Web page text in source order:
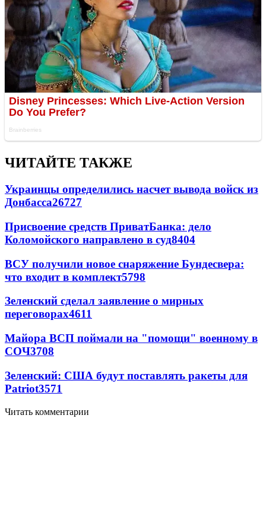
ЧИТАЙТЕ ТАКЖЕ
Украинцы определились насчет вывода войск из
Донбасса26727
Присвоение средств ПриватБанка: дело
Коломойского направлено в суд8404
ВСУ получили новое снаряжение Бундесвера:
что входит в комплект5798
Зеленский сделал заявление о мирных
переговорах4611
Майора ВСП поймали на "помощи" военному в
СОЧ3708
Зеленский: США будут поставлять ракеты для
Patriot3571
Читать комментарии